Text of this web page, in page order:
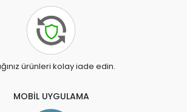
ürünleri kolay iade edin.
MOBİL UYGULAMA